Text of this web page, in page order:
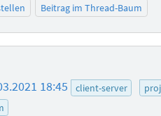
Beitrag im Thread-Baum
18:45 client-server